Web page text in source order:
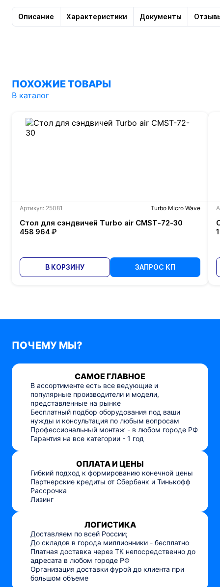
Описание Характеристики Документы
ПОХОЖИЕ ТОВАРЫ
В каталог
Артикул: 25081 Turbo Micro Wave
Стол для сэндвичей Turbo air CMST-72-30
458 964 ₽
В КОРЗИНУ ЗАПРОС КП
ПОЧЕМУ МЫ?
САМОЕ ГЛАВНОЕ
В ассортименте есть все ведующие и
популярные производители и модели,
представленные на рынке
Бесплатный подбор оборудования под ваши
нужды и консультация по любым вопросам
Профессиональный монтаж - в любом городе РФ
Гарантия на все категории - 1 год
ОПЛАТА И ЦЕНЫ
Гибкий подход к формированию конечной цены
Партнерские кредиты от Сбербанк и Тинькофф
Рассрочка
Лизинг
ЛОГИСТИКА
Доставляем по всей России;
До складов в города миллионники - бесплатно
Платная доставка через ТК непосредственно до
адресата в любом городе РФ
Организация доставки фурой до клиента при
большом объеме